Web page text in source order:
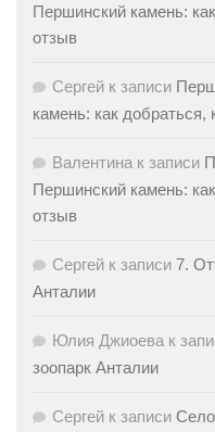
Першинский камень:
отзыв
Сергей к записи
камень: как
Валентина к записи
Першинский камень:
отзыв
Сергей к записи 7.
Анталии
Юлия Джиоева к
зоопарк Анталии
Сергей к записи